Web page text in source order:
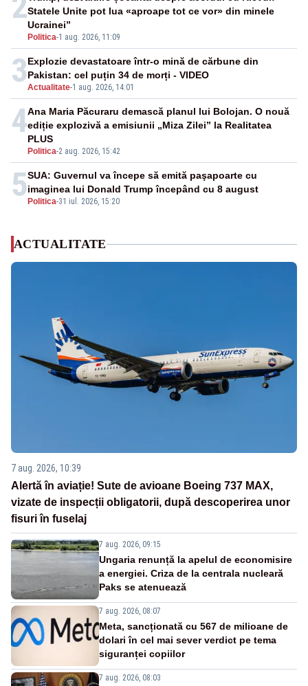
Politica-1 aug. 2026, 11:09
Statele Unite pot lua «aproape tot ce vor» din minele
Ucrainei”
3Actualitate-1 aug. 2026, 14:01
Explozie devastatoare într-o mină de cărbune din
Pakistan: cel puțin 34 de morți - VIDEO
4
Politica-2 aug. 2026, 15:42
Ana Maria Păcuraru demască planul lui Bolojan. O nouă
ediție explozivă a emisiunii „Miza Zilei” la Realitatea
PLUS
5 Politica-31 iul. 2026, 15:20
SUA: Guvernul va începe să emită paşapoarte cu
imaginea lui Donald Trump începând cu 8 august
ACTUALITATE
7 aug. 2026, 10:39
Alertă în aviație! Sute de avioane Boeing 737 MAX,
vizate de inspecții obligatorii, după descoperirea unor
fisuri în fuselaj
7 aug. 2026, 09:15
Ungaria renunță la apelul de economisire
a energiei. Criza de la centrala nucleară
Paks se atenuează
7 aug. 2026, 08:07
Meta, sancționată cu 567 de milioane de
dolari în cel mai sever verdict pe tema
siguranței copiilor
7 aug. 2026, 08:03